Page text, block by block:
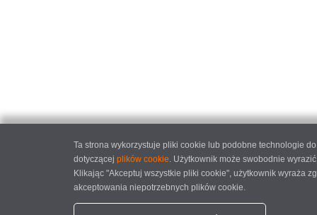
Ta strona wykorzystuje pliki cookie lub podobne technologie
dotyczącej plików cookie. Użytkownik może swobodnie
Klikając "Akceptuj wszystkie pliki cookie", użytkownik wyraża
akceptowania niepotrzebnych plików cookie.